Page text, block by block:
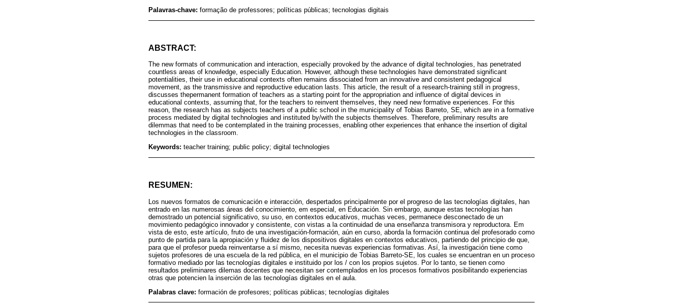
Palavras-chave: formação de professores; políticas públicas; tecnologias digitais
ABSTRACT:
The new formats of communication and interaction, especially provoked by the advance of digital technologies, has penetrated
countless areas of knowledge, especially Education. However, although these technologies have demonstrated significant
potentialities, their use in educational contexts often remains dissociated from an innovative and consistent pedagogical
movement, as the transmissive and reproductive education lasts. This article, the result of a research-training still in progress,
discusses thepermanent formation of teachers as a starting point for the appropriation and influence of digital devices in
educational contexts, assuming that, for the teachers to reinvent themselves, they need new formative experiences. For this
reason, the research has as subjects teachers of a public school in the municipality of Tobias Barreto, SE, which are in a formative
process mediated by digital technologies and instituted by/with the subjects themselves. Therefore, preliminary results are
dilemmas that need to be contemplated in the training processes, enabling other experiences that enhance the insertion of digital
technologies in the classroom.
Keywords: teacher training; public policy; digital technologies
RESUMEN:
Los nuevos formatos de comunicación e interacción, despertados principalmente por el progreso de las tecnologías digitales, han
entrado en las numerosas áreas del conocimiento, em especial, en Educación. Sin embargo, aunque estas tecnologías han
demostrado un potencial significativo, su uso, en contextos educativos, muchas veces, permanece desconectado de un
movimiento pedagógico innovador y consistente, con vistas a la continuidad de una enseñanza transmisora ​​y reproductora. Em
vista de esto, este artículo, fruto de una investigación-formación, aún en curso, aborda la formación continua del profesorado como
punto de partida para la apropiación y fluidez de los dispositivos digitales en contextos educativos, partiendo del principio de que,
para que el profesor pueda reinventarse a sí mismo, necesita nuevas experiencias formativas. Así, la investigación tiene como
sujetos profesores de una escuela de la red pública, en el municipio de Tobias Barreto-SE, los cuales se encuentran en un proceso
formativo mediado por las tecnologías digitales e instituido por los / con los propios sujetos. Por lo tanto, se tienen como
resultados preliminares dilemas docentes que necesitan ser contemplados en los procesos formativos posibilitando experiencias
otras que potencien la inserción de las tecnologías digitales en el aula.
Palabras clave: formación de profesores; políticas públicas; tecnologías digitales